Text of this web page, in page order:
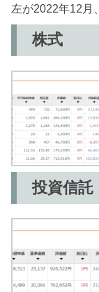
左が2022年12月
株式
投資信託